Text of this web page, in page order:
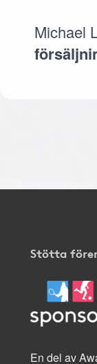
Michael
Stötta
En del av